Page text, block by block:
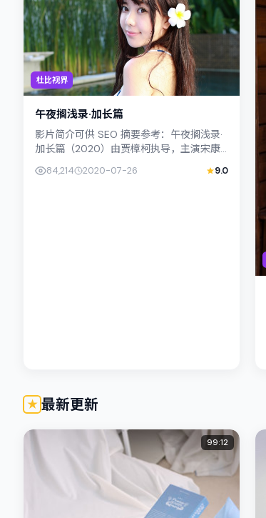
杜比视界
午夜搁浅录·加长篇
影片简介可供 SEO 摘要参考：午夜搁浅录·
加长篇（2020）由贾樟柯执导，主演宋康
的社会议题与个体命运，...
84,214 2020-07-26 9.0
最新更新
99:12